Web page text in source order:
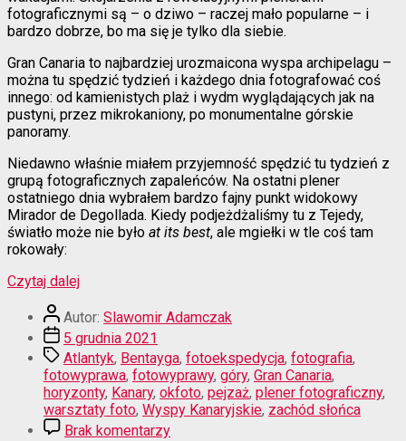
fotograficznymi są – o dziwo – raczej mało popularne – i
bardzo dobrze, bo ma się je tylko dla siebie.
Gran Canaria to najbardziej urozmaicona wyspa archipelagu –
można tu spędzić tydzień i każdego dnia fotografować coś
innego: od kamienistych plaż i wydm wyglądających jak na
pustyni, przez mikrokaniony, po monumentalne górskie
panoramy.
Niedawno właśnie miałem przyjemność spędzić tu tydzień z
grupą fotograficznych zapaleńców. Na ostatni plener
ostatniego dnia wybrałem bardzo fajny punkt widokowy
Mirador de Degollada. Kiedy podjeżdżaliśmy tu z Tejedy,
światło może nie było at its best, ale mgiełki w tle coś tam
rokowały:
Czytaj dalej“U-
w
mglistej
zatoce”
Autor
wpisu
Autor: Slawomir Adamczak
Data
wpisu
5 grudnia 2021
TagiAtlantyk, Bentayga, fotoekspedycja, fotografia,
fotowyprawa, fotowyprawy, góry, Gran Canaria,
horyzonty, Kanary, okfoto, pejzaż, plener fotograficzny,
warsztaty foto, Wyspy Kanaryjskie, zachód słońca
Brak komentarzydo